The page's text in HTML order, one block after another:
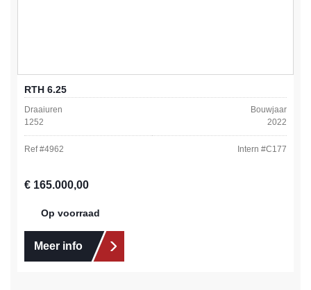
RTH 6.25
Draaiuren
1252
Bouwjaar
2022
Ref #4962 Intern #C177
Normale prijs:
€ 165.000,00
Op voorraad
Meer info